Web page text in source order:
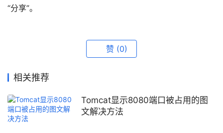
“分享”。
赞 (0)
相关推荐
Tomcat显示8080端口被占用的图
文解决方法